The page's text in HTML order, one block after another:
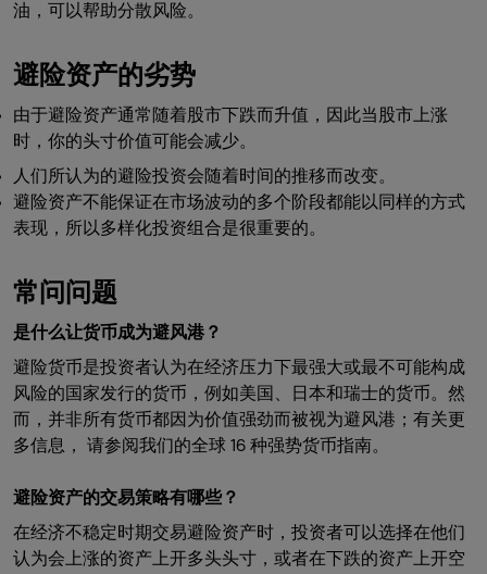
油，可以帮助分散风险。
避险资产的劣势
由于避险资产通常随着股市下跌而升值，因此当股市上涨
时，你的头寸价值可能会减少。
人们所认为的避险投资会随着时间的推移而改变。
避险资产不能保证在市场波动的多个阶段都能以同样的方式
表现，所以多样化投资组合是很重要的。
常问问题
是什么让货币成为避风港？
避险货币是投资者认为在经济压力下最强大或最不可能构成
风险的国家发行的货币，例如美国、日本和瑞士的货币。然
而，并非所有货币都因为价值强劲而被视为避风港；有关更
多信息， 请参阅我们的全球 16 种强势货币指南。
避险资产的交易策略有哪些？
在经济不稳定时期交易避险资产时，投资者可以选择在他们
认为会上涨的资产上开多头头寸，或者在下跌的资产上开空